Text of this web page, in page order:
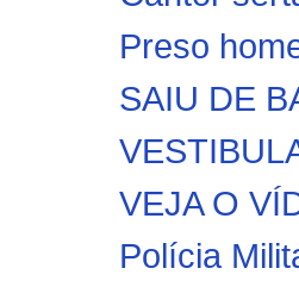
Preso
SAIU DE
VEJA O
Polícia